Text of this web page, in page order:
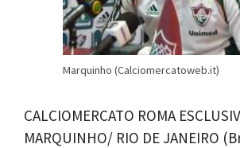
Marquinho (Calciomercatoweb.it)
CALCIOMERCATO ROMA
MARQUINHO/ RIO DE JANEIRO